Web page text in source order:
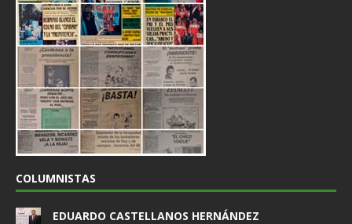
COLUMNISTAS
EDUARDO CASTELLANOS HERNÁNDEZ